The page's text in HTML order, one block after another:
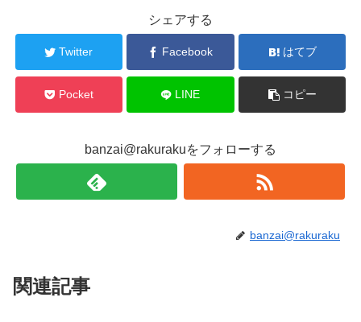
シェアする
Twitter Facebook はてブ
Pocket LINE コピー
banzai@rakurakuをフォローする
banzai@rakuraku
関連記事